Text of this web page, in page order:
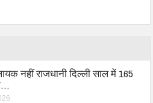
नहीं राजधानी दिल्ली साल में 165